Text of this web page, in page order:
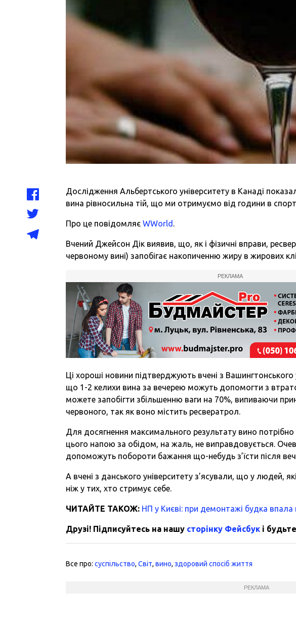
Дослідження Альбертського університету в Канаді
вина рівносильна тій, що ми отримуємо від години в
Про це повідомляєWWorld .
Вчений Джейсон Дік виявив, що, як і фізичні вправи,
червоному вині) запобігає накопиченню жиру в жирових
РЕКЛАМА
Ці хороші новини підтверджують вчені з Вашингтонського
що 1-2 келихи вина за вечерею можуть допомогти з
можете запобігти збільшенню ваги на 70%, випиваючи
червоного, так як воно містить ресвератрол.
Для досягнення максимального результату вино
цього напою за обідом, на жаль, не виправдовується.
допоможуть побороти бажання що-небудь з’їсти після
А вчені з данського університету з’ясували, що у людей,
ніж у тих, хто стримує себе.
ЧИТАЙТЕ ТАКОЖ: НП у Києві: при демонтажі будка
Друзі! Підписуйтесь на нашу сторінку Фейсбук і
Все про:суспільство,Світ,вино,здоровий спосіб життя
РЕКЛАМА